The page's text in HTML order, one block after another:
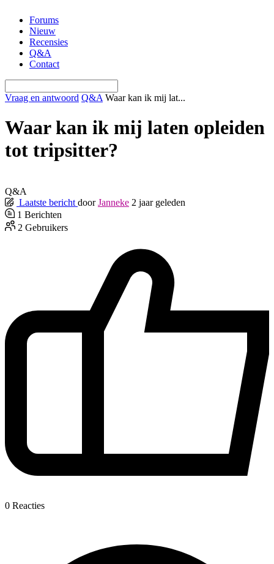
naar
inhoud
Forums
Nieuw
Recensies
Q&A
Contact
Vraag en antwoord Q&A Waar kan ik mij lat...
Waar kan ik mij laten opleiden
tot tripsitter?
Q&A
Laatste bericht door Janneke 2 jaar geleden
1 Berichten
2 Gebruikers
0 Reacties